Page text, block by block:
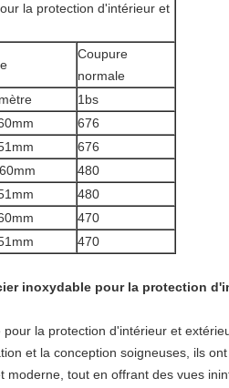
la protection d'intérieur et
Coupure
normale
1bs
676
676
480
480
470
470
inoxydable pour la protection
la protection d'intérieur et
et la conception soigneuses, ils
tout en offrant des vues